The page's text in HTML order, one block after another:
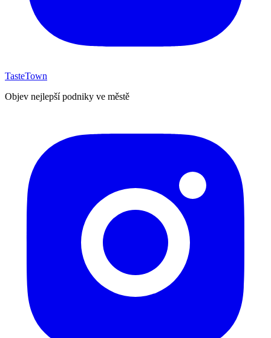
TasteTown
Objev nejlepší podniky ve městě